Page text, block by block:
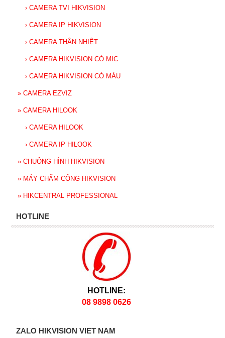
› CAMERA TVI HIKVISION
› CAMERA IP HIKVISION
› CAMERA THÂN NHIỆT
› CAMERA HIKVISION CÓ MIC
› CAMERA HIKVISION CÓ MÀU
» CAMERA EZVIZ
» CAMERA HILOOK
› CAMERA HILOOK
› CAMERA IP HILOOK
» CHUÔNG HÌNH HIKVISION
» MÁY CHẤM CÔNG HIKVISION
» HIKCENTRAL PROFESSIONAL
HOTLINE
HOTLINE:
08 9898 0626
ZALO HIKVISION VIET NAM